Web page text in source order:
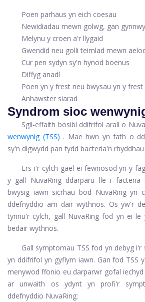
Poen parhaus yn eich coesau
Newidiadau mewn golwg, gan
Melynu y croen a'r llygaid
Gwendid neu golli teimlad mewn
Cur pen sydyn sy'n hynod boenus
Diffyg anadl
Poen yn y frest neu bwysau yn y frest
Anhawster siarad
Syndrom sioc
Sgil-effaith bosibl ddifrifol arall o
wenwynig (TSS) . Mae hwn yn fath o
sy'n digwydd pan fydd bacteria'n
Ers i'r cylch gael ei fewnosod yn y
y gall NuvaRing ddarparu lle i facteria
bwysig iawn sicrhau bod NuvaRing yn
ddefnyddio am dair wythnos. Os yw'r
tynnu'r cylch, gall NuvaRing fod yn ei
bedair wythnos.
Gall symptomau TSS fod yn debyg
yn ddifrifol yn gyflym iawn. Gan fod TSS
menywod ffonio eu darparwr gofal
ar unwaith os ydynt yn profi'r
ddefnyddio NuvaRing: